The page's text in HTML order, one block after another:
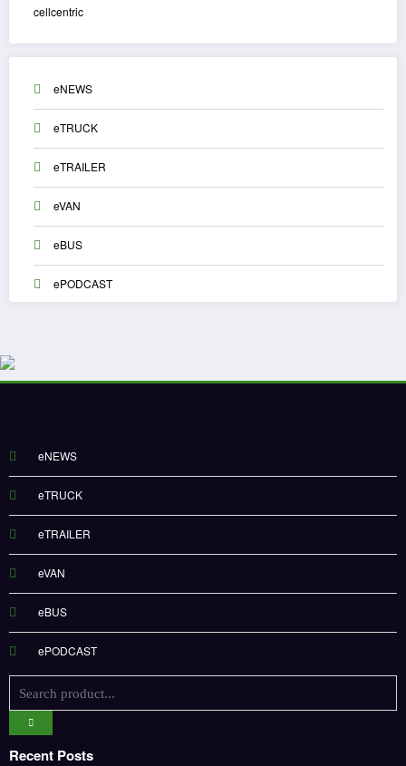
cellcentric
eNEWS
eTRUCK
eTRAILER
eVAN
eBUS
ePODCAST
eNEWS
eTRUCK
eTRAILER
eVAN
eBUS
ePODCAST
Recent Posts